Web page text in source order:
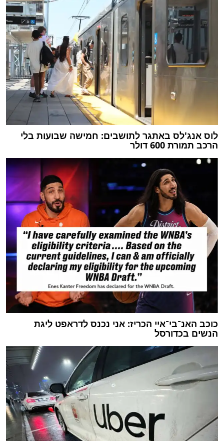
לוס אנג'לס באתגר לתושבים: חמישה שבועות בלי
הרכב תמורת 600 דולר
כוכב האנ־בי־איי הכריז: אני נכנס לדראפט ליגת
הנשים בכדורסל